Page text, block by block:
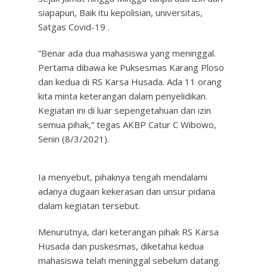
siapapun, Baik itu kepolisian, universitas,
Satgas Covid-19 .
“Benar ada dua mahasiswa yang meninggal.
Pertama dibawa ke Puksesmas Karang Ploso
dan kedua di RS Karsa Husada. Ada 11 orang
kita minta keterangan dalam penyelidikan.
Kegiatan ini di luar sepengetahuan dan izin
semua pihak,” tegas AKBP Catur C Wibowo,
Senin (8/3/2021).
Ia menyebut, pihaknya tengah mendalami
adanya dugaan kekerasan dan unsur pidana
dalam kegiatan tersebut.
Menurutnya, dari keterangan pihak RS Karsa
Husada dan puskesmas, diketahui kedua
mahasiswa telah meninggal sebelum datang.